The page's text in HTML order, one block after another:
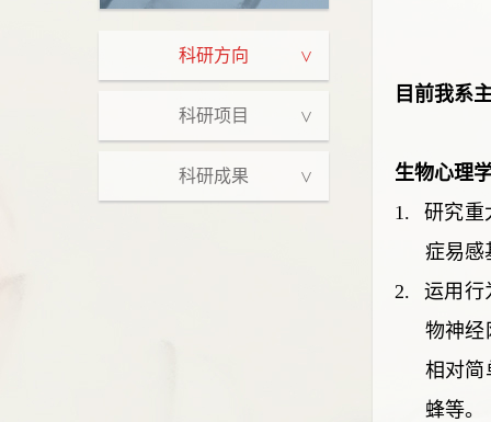
科研方向
科研项目
科研成果
目前我系
生物心理
1.
研究重
症易感
2.
运用行
物神经
相对简
蜂等。